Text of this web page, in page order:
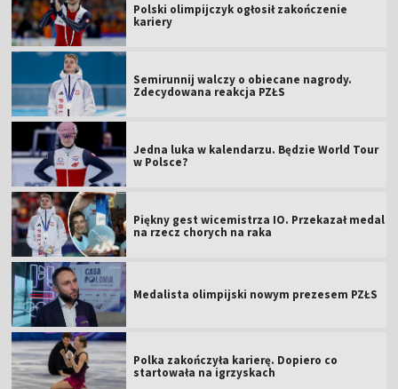
Polski olimpijczyk ogłosił zakończenie
kariery
Semirunnij walczy o obiecane nagrody.
Zdecydowana reakcja PZŁS
Jedna luka w kalendarzu. Będzie World Tour
w Polsce?
Piękny gest wicemistrza IO. Przekazał medal
na rzecz chorych na raka
Medalista olimpijski nowym prezesem PZŁS
Polka zakończyła karierę. Dopiero co
startowała na igrzyskach